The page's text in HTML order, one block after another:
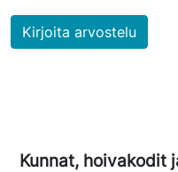
Kirjoita arvostelu
Kunnat, hoivakodit